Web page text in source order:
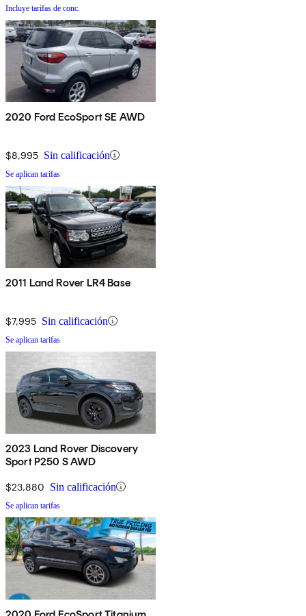
Incluye tarifas de conc.
2020 Ford EcoSport SE AWD
$8,995 Sin calificación
Se aplican tarifas
2011 Land Rover LR4 Base
$7,995 Sin calificación
Se aplican tarifas
2023 Land Rover Discovery
Sport P250 S AWD
$23,880 Sin calificación
Se aplican tarifas